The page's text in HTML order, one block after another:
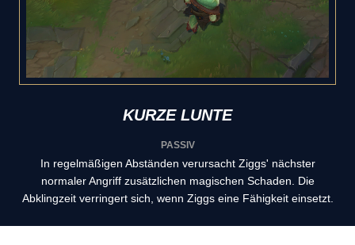
KURZE LUNTE
PASSIV
In regelmäßigen Abständen verursacht Ziggs' nächster
normaler Angriff zusätzlichen magischen Schaden. Die
Abklingzeit verringert sich, wenn Ziggs eine Fähigkeit einsetzt.